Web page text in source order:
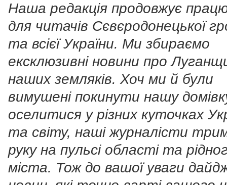
Наша редакція продовжує
для читачів Сєвєродонецької
та всієї України. Ми збираємо
ексклюзивні новини про
наших земляків. Хоч ми й були
вимушені покинути нашу
оселитися у різних куточках
та світу, наші журналісти
руку на пульсі області та
міста. Тож до вашої уваги